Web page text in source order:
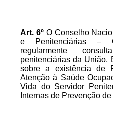
Art. 6º O Conselho
e Penitenciárias –
regularmente
penitenciárias da União,
sobre a existência de
Atenção à Saúde
Vida do Servidor
Internas de Prevenção